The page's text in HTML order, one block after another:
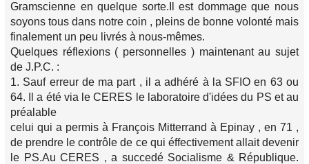
Gramscienne en quelque sorte.Il est dommage que nous
soyons tous dans notre coin , pleins de bonne volonté mais
finalement un peu livrés à nous-mêmes.
Quelques réflexions ( personnelles ) maintenant au sujet
de J.P.C. :
1. Sauf erreur de ma part , il a adhéré à la SFIO en 63 ou
64. Il a été via le CERES le laboratoire d'idées du PS et au
préalable
celui qui a permis à François Mitterrand à Epinay , en 71 ,
de prendre le contrôle de ce qui éffectivement allait devenir
le PS.Au CERES , a succedé Socialisme & République.